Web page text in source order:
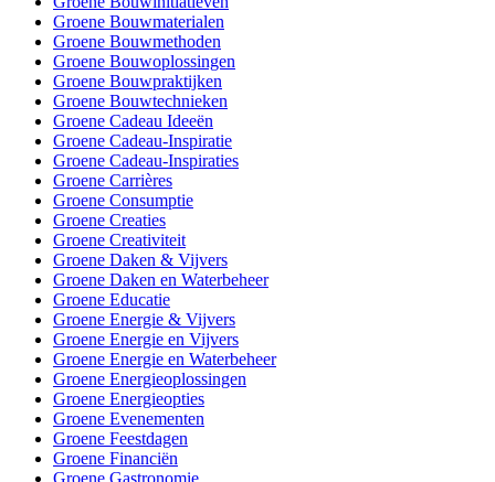
Groene Bouwmaterialen
Groene Bouwmethoden
Groene Bouwoplossingen
Groene Bouwpraktijken
Groene Bouwtechnieken
Groene Cadeau Ideeën
Groene Cadeau-Inspiratie
Groene Cadeau-Inspiraties
Groene Carrières
Groene Consumptie
Groene Creaties
Groene Creativiteit
Groene Daken & Vijvers
Groene Daken en Waterbeheer
Groene Educatie
Groene Energie & Vijvers
Groene Energie en Vijvers
Groene Energie en Waterbeheer
Groene Energieoplossingen
Groene Energieopties
Groene Evenementen
Groene Feestdagen
Groene Financiën
Groene Gastronomie